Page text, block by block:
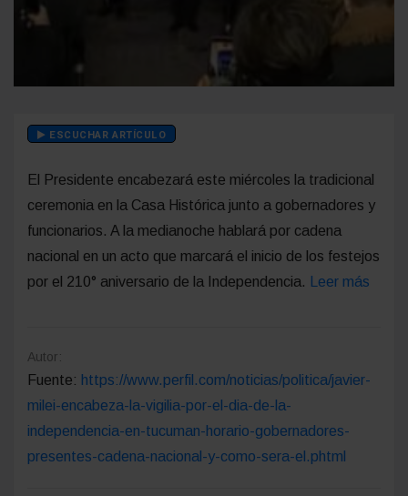
ESCUCHAR ARTÍCULO
El Presidente encabezará este miércoles la tradicional
ceremonia en la Casa Histórica junto a gobernadores y
funcionarios. A la medianoche hablará por cadena
nacional en un acto que marcará el inicio de los festejos
por el 210° aniversario de la Independencia.
Leer más
Autor:
Fuente: https://www.perfil.com/noticias/politica/javier-
milei-encabeza-la-vigilia-por-el-dia-de-la-
independencia-en-tucuman-horario-gobernadores-
presentes-cadena-nacional-y-como-sera-el.phtml